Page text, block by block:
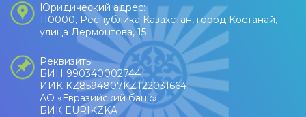
Юридический адрес:
110000, Республика Казахстан, город Костанай,
улица Лермонтова, 15
Реквизиты:
БИН 990340002744
ИИК KZ8594807KZT22031664
АО «Евразийский банк»
БИК EURIKZKA